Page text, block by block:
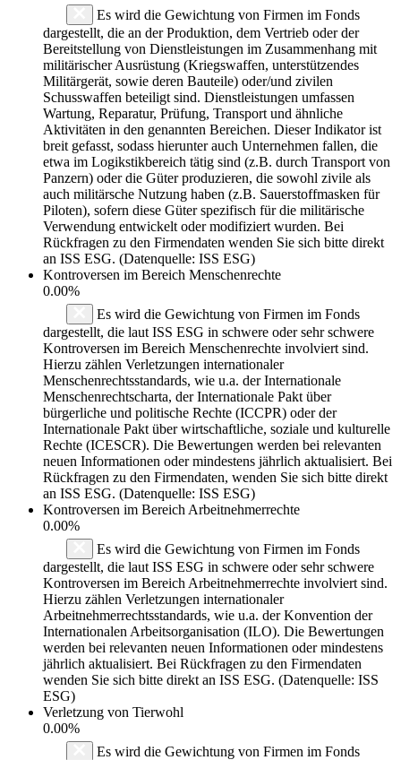
Es wird die Gewichtung von Firmen im Fonds
dargestellt, die an der Produktion, dem Vertrieb oder der
Bereitstellung von Dienstleistungen im Zusammenhang mit
militärischer Ausrüstung (Kriegswaffen, unterstützendes
Militärgerät, sowie deren Bauteile) oder/und zivilen
Schusswaffen beteiligt sind. Dienstleistungen umfassen
Wartung, Reparatur, Prüfung, Transport und ähnliche
Aktivitäten in den genannten Bereichen. Dieser Indikator ist
breit gefasst, sodass hierunter auch Unternehmen fallen, die
etwa im Logikstikbereich tätig sind (z.B. durch Transport von
Panzern) oder die Güter produzieren, die sowohl zivile als
auch militärsche Nutzung haben (z.B. Sauerstoffmasken für
Piloten), sofern diese Güter spezifisch für die militärische
Verwendung entwickelt oder modifiziert wurden. Bei
Rückfragen zu den Firmendaten wenden Sie sich bitte direkt
an ISS ESG. (Datenquelle: ISS ESG)
Kontroversen im Bereich Menschenrechte
0.00%
Es wird die Gewichtung von Firmen im Fonds
dargestellt, die laut ISS ESG in schwere oder sehr schwere
Kontroversen im Bereich Menschenrechte involviert sind.
Hierzu zählen Verletzungen internationaler
Menschenrechtsstandards, wie u.a. der Internationale
Menschenrechtscharta, der Internationale Pakt über
bürgerliche und politische Rechte (ICCPR) oder der
Internationale Pakt über wirtschaftliche, soziale und kulturelle
Rechte (ICESCR). Die Bewertungen werden bei relevanten
neuen Informationen oder mindestens jährlich aktualisiert. Bei
Rückfragen zu den Firmendaten, wenden Sie sich bitte direkt
an ISS ESG. (Datenquelle: ISS ESG)
Kontroversen im Bereich Arbeitnehmerrechte
0.00%
Es wird die Gewichtung von Firmen im Fonds
dargestellt, die laut ISS ESG in schwere oder sehr schwere
Kontroversen im Bereich Arbeitnehmerrechte involviert sind.
Hierzu zählen Verletzungen internationaler
Arbeitnehmerrechtsstandards, wie u.a. der Konvention der
Internationalen Arbeitsorganisation (ILO). Die Bewertungen
werden bei relevanten neuen Informationen oder mindestens
jährlich aktualisiert. Bei Rückfragen zu den Firmendaten
wenden Sie sich bitte direkt an ISS ESG. (Datenquelle: ISS
ESG)
Verletzung von Tierwohl
0.00%
Es wird die Gewichtung von Firmen im Fonds